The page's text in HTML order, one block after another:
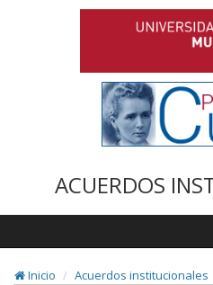
ACUERDOS
Inicio
Acuerdos institucionales